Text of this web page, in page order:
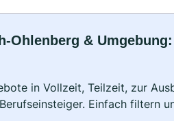
Ohlenberg &
in Vollzeit, Teilzeit, zur
Einfach filtern